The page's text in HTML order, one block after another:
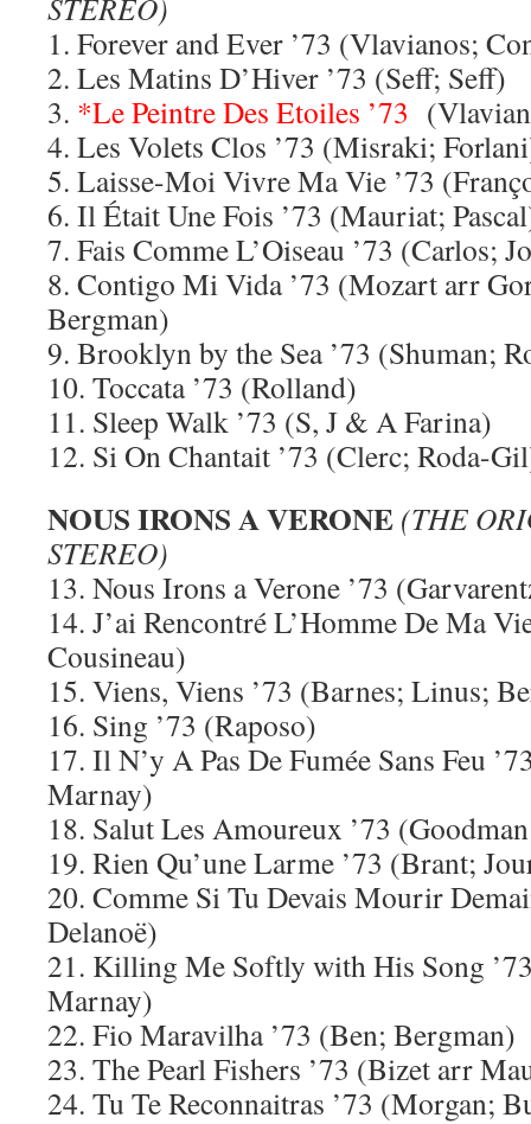
STEREO)
1. Forever and Ever ’73 (Vlavianos;
2. Les Matins D’Hiver ’73 (Seff; Seff)
3. *Le Peintre Des Etoiles ’73
4. Les Volets Clos ’73 (Misraki;
5. Laisse-Moi Vivre Ma Vie ’73
6. Il Était Une Fois ’73 (Mauriat;
7. Fais Comme L’Oiseau ’73 (Carlos;
8. Contigo Mi Vida ’73 (Mozart arr
Bergman)
9. Brooklyn by the Sea ’73 (Shuman;
10. Toccata ’73 (Rolland)
11. Sleep Walk ’73 (S, J & A Farina)
12. Si On Chantait ’73 (Clerc; Roda-
NOUS IRONS A VERONE (THE
STEREO)
13. Nous Irons a Verone ’73
14. J’ai Rencontré L’Homme De Ma
Cousineau)
15. Viens, Viens ’73 (Barnes; Linus;
16. Sing ’73 (Raposo)
17. Il N’y A Pas De Fumée Sans Feu
Marnay)
18. Salut Les Amoureux ’73
19. Rien Qu’une Larme ’73 (Brant;
20. Comme Si Tu Devais Mourir
Delanoë)
21. Killing Me Softly with His Song
Marnay)
22. Fio Maravilha ’73 (Ben; Bergman)
23. The Pearl Fishers ’73 (Bizet arr
24. Tu Te Reconnaitras ’73 (Morgan;